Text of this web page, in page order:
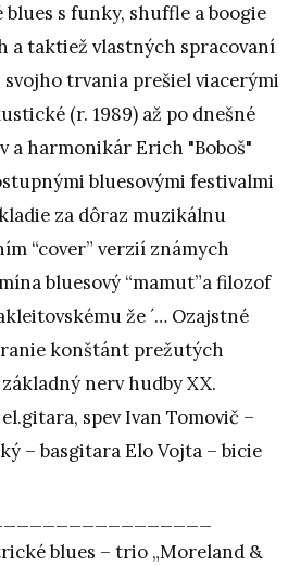
s funky, shuffle a boogie
a taktiež vlastných spracovaní
trvania prešiel viacerými
(r. 1989) až po dnešné
a harmonikár Erich "Boboš"
bluesovými festivalmi
za dôraz muzikálnu
“cover” verzií známych
bluesový “mamut”a filozof
že ´… Ozajstné
konštánt prežutých
nerv hudby XX.
spev Ivan Tomovič –
– basgitara Elo Vojta – bicie
blues – trio „Moreland &